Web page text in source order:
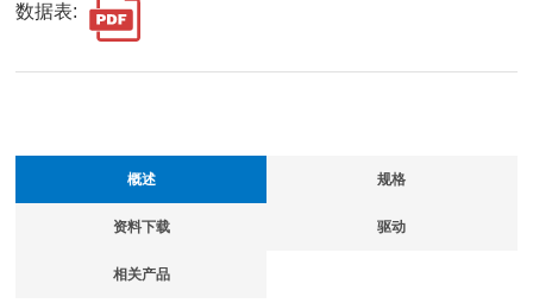
数据表:
概述 规格
资料下载 驱动
相关产品